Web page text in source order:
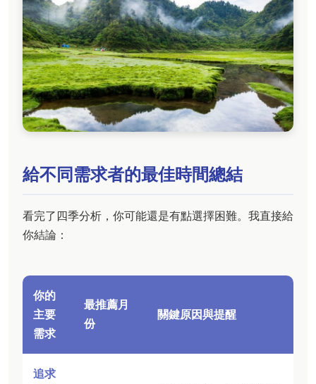
給不同需求者的最佳時間總結
看完了四季分析，你可能還是有點選擇困難。我直接給
你結論：
你的
主要
需求
最推薦月
份
關鍵原因與提醒
追求